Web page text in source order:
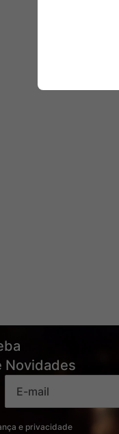
Novidades
e privacidade